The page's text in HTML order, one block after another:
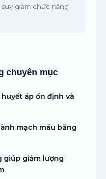
giảm chức năng
chuyên mục
áp ổn định và
mạch máu bằng
giúp giảm lượng